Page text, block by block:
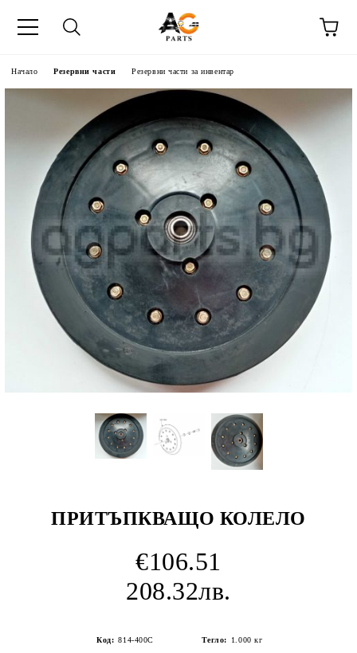
Начало Резервни части Резервни части за инвентар
ПРИТЪПКВАЩО КОЛЕЛО
€106.51
208.32лв.
Код: 814-400C Тегло: 1.000 кг